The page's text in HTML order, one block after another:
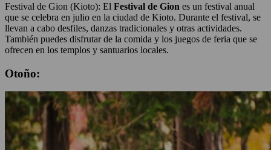
Festival de Gion (Kioto): El Festival de Gion es un festival anual
que se celebra en julio en la ciudad de Kioto. Durante el festival, se
llevan a cabo desfiles, danzas tradicionales y otras actividades.
También puedes disfrutar de la comida y los juegos de feria que se
ofrecen en los templos y santuarios locales.
Otoño: